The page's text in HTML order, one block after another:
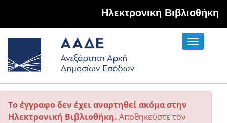
Hλεκτρονική Βιβλιοθήκη
Toggle
Το έγγραφο δεν έχει αναρτηθεί ακόμα στην
Ηλεκτρονική Βιβλιοθήκη. Αποθηκεύστε τον